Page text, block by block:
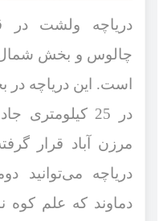
دریاچه ولشت
چالوس و بخش
است. این دریاچه
در 25
مرزن آباد قرار
دریاچه می‌توانید
دماوند که علم